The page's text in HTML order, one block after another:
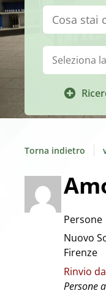
Cerca su
Biblioteca:
Torna indietro
Persone
Nuovo
Firenze
Rinvio da
Persone